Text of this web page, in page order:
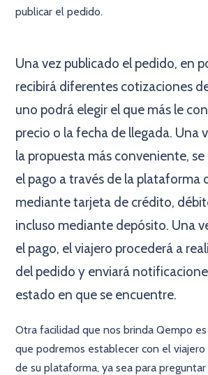
publicar el pedido.
Una vez publicado el pedido, en
recibirá diferentes cotizaciones
uno podrá elegir el que más le
precio o la fecha de llegada. Una
la propuesta más conveniente,
el pago a través de la plataforma
mediante tarjeta de crédito,
incluso mediante depósito. Una
el pago, el viajero procederá a
del pedido y enviará
estado en que se encuentre.
Otra facilidad que nos brinda Qempo
que podremos establecer con el
de su plataforma, ya sea para